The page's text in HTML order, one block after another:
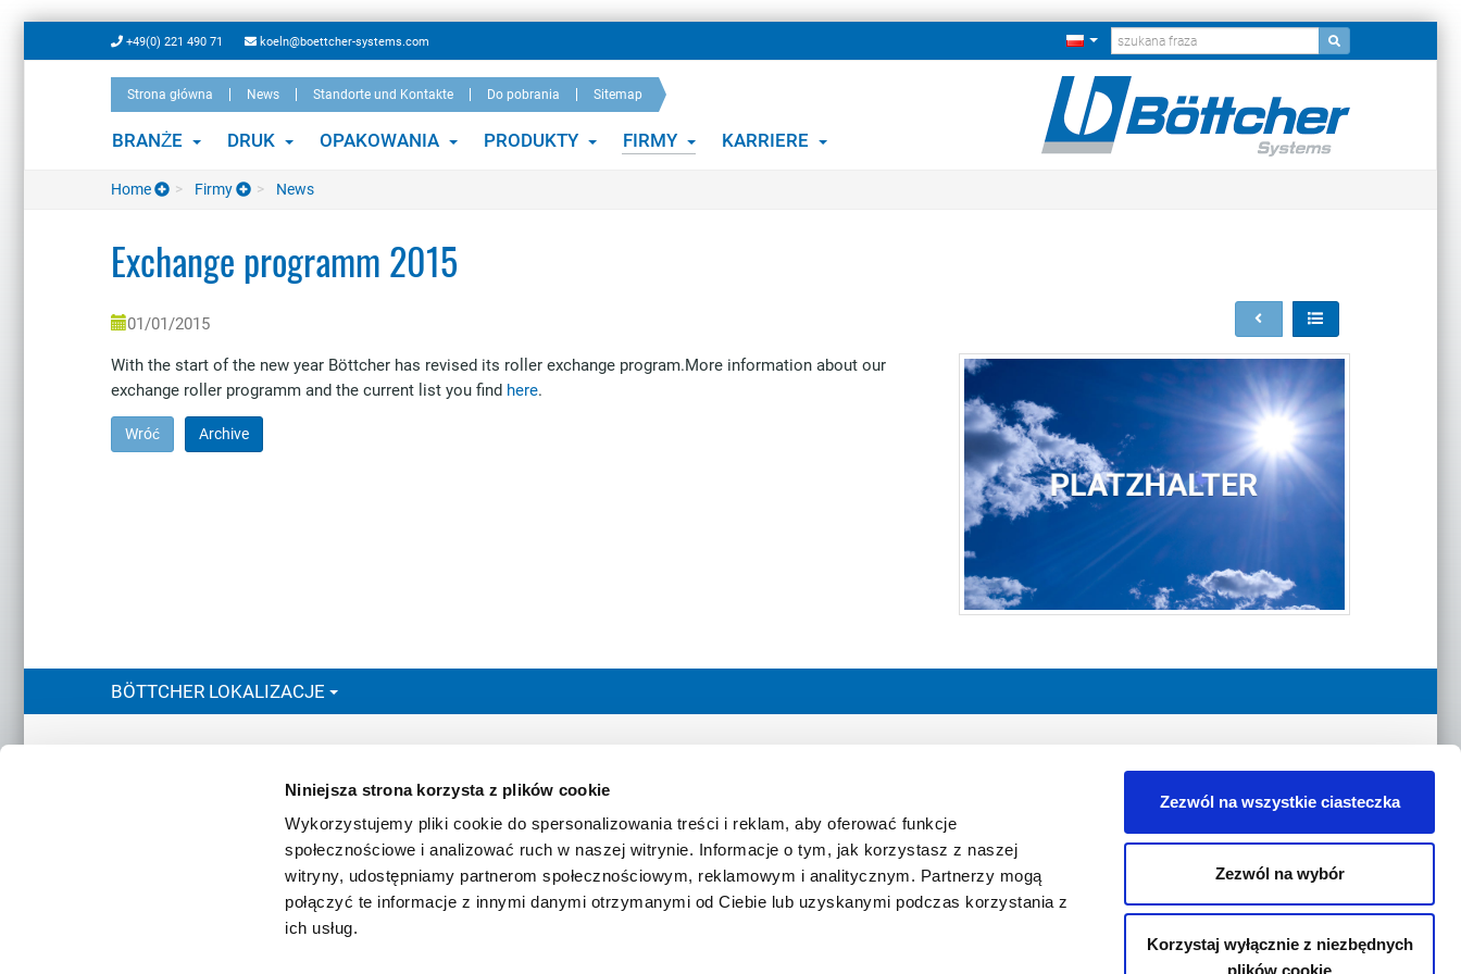
Niniejsza strona korzysta z plików cookie
Wykorzystujemy pliki cookie do spersonalizowania treści i reklam, aby oferować funkcje
społecznościowe i analizować ruch w naszej witrynie. Informacje o tym, jak korzystasz z naszej
witryny, udostępniamy partnerom społecznościowym, reklamowym i analitycznym. Partnerzy mogą
połączyć te informacje z innymi danymi otrzymanymi od Ciebie lub uzyskanymi podczas korzystania z
ich usług.
Zezwól na wszystkie ciasteczka
Zezwól na wybór
Korzystaj wyłącznie z niezbędnych
plików cookie
to
+49(0) 221 490 71 koeln@boettcher-systems.com
Strona główna News Standorte und Kontakte Do pobrania Sitemap
BRANŻE DRUK OPAKOWANIA PRODUKTY FIRMY KARRIERE
Home Firmy News
Exchange programm 2015
01/01/2015
With the start of the new year Böttcher has revised its roller exchange program.More information about our
exchange roller programm and the current list you find here.
Wróć Archive
BÖTTCHER LOKALIZACJE
Stolberger Str. 351-353
50933 Köln
E-Mail:
koeln@boettcher-systems.com
Impressum Ochrona danych Sitemap Cookies © Felix Böttcher GmbH & Co. KG